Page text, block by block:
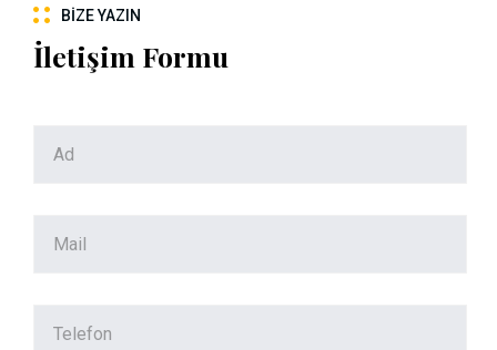
BIZE YAZIN
İletişim Formu